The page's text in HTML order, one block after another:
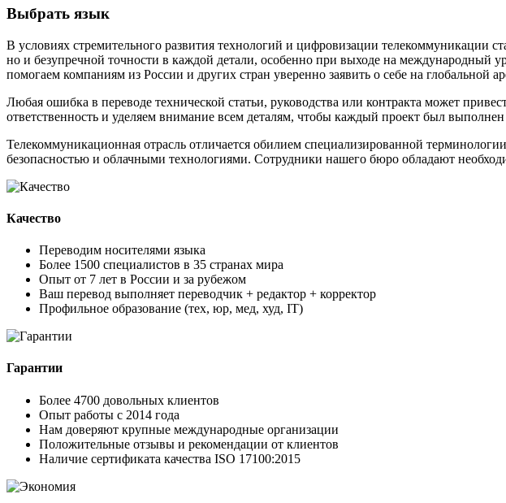
Выбрать язык
В условиях стремительного развития технологий и цифровизации телекоммуникации
но и безупречной точности в каждой детали, особенно при выходе на
помогаем компаниям из России и других стран уверенно заявить о себе на глобальной
Любая ошибка в переводе технической статьи, руководства или контракта может
ответственность и уделяем внимание всем деталям, чтобы каждый проект был выполнен
Телекоммуникационная отрасль отличается обилием специализированной
безопасностью и облачными технологиями. Сотрудники нашего бюро обладают
Качество
Переводим носителями языка
Более 1500 специалистов в 35 странах мира
Опыт от 7 лет в России и за рубежом
Ваш перевод выполняет переводчик + редактор + корректор
Профильное образование (тех, юр, мед, худ, IT)
Гарантии
Более 4700 довольных клиентов
Опыт работы с 2014 года
Нам доверяют крупные международные организации
Положительные отзывы и рекомендации от клиентов
Наличие сертификата качества ISO 17100:2015